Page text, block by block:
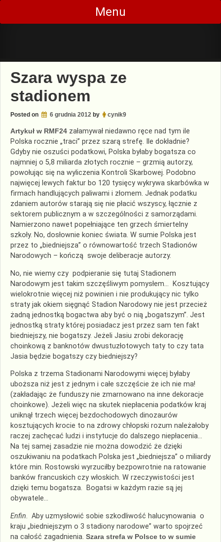
Skip
content
Menu
Szara wyspa ze
stadionem
Posted on 6 grudnia 2012 by cynik9
Artykuł w RMF24 załamywał niedawno ręce nad tym ile
Polska rocznie „traci” przez szarą strefę. Ile dokładnie?
Gdyby nie oszuści podatkowi, Polska byłaby bogatsza co
najmniej o 5,8 miliarda złotych rocznie – grzmią autorzy,
powołując się na wyliczenia Kontroli Skarbowej. Podobno
najwięcej lewych faktur bo 120 tysięcy wykrywa skarbówka w
firmach handlujących paliwami i złomem. Jednak podatku
zdaniem autorów starają się nie płacić wszyscy, łącznie z
sektorem publicznym a w szczególności z samorządami.
Namierzono nawet popełniające ten grzech śmiertelny
szkoły. No, dosłownie koniec świata. W sumie Polska jest
przez to „biedniejsza” o równowartość trzech Stadionów
Narodowych – kończą swoje deliberacje autorzy.
No, nie wiemy czy podpieranie się tutaj Stadionem
Narodowym jest takim szczęśliwym pomysłem… Kosztujący
wielokrotnie więcej niż powinien i nie produkujący nic tylko
straty jak okiem sięgnąć Stadion Narodowy nie jest przecież
żadną jednostką bogactwa aby być o nią „bogatszym”. Jest
jednostką straty której posiadacz jest przez sam ten fakt
biedniejszy, nie bogatszy. Jeżeli Jasiu zrobi dekorację
choinkową z banknotów dwustuzłotowych taty to czy tata
Jasia będzie bogatszy czy biedniejszy?
Polska z trzema Stadionami Narodowymi więcej byłaby
uboższa niż jest z jednym i całe szczęście że ich nie ma!
(zakładając że funduszy nie zmarnowano na inne dekoracje
choinkowe). Jeżeli więc na skutek niepłacenia podatków kraj
uniknął trzech więcej bezdochodowych dinozaurów
kosztujących krocie to na zdrowy chłopski rozum należałoby
raczej zachęcać ludzi i instytucje do dalszego niepłacenia…
Na tej samej zasadzie nie można dowodzić że dzięki
oszukiwaniu na podatkach Polska jest „biedniejsza” o miliardy
które min. Rostowski wyrzuciłby bezpowrotnie na ratowanie
banków francuskich czy włoskich. W rzeczywistości jest
dzięki temu bogatsza. Bogatsi w każdym razie są jej
obywatele…
Enfin. Aby uzmysłowić sobie szkodliwość halucynowania o
kraju „biedniejszym o 3 stadiony narodowe” warto spojrzeć
na całość zagadnienia. Szara strefa w Polsce to w sumie